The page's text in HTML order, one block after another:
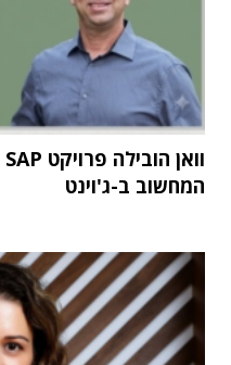
המחשוב ב-ג'וינט